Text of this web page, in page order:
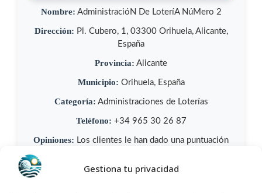
Gestiona tu privacidad
Nombre: AdministracióN De LoteríA NúMero 2
Dirección: Pl. Cubero, 1, 03300 Orihuela, Alicante,
España
Provincia: Alicante
Municipio: Orihuela, España
Categoría: Administraciones de Loterías
Teléfono: +34 965 30 26 87
Opiniones: Los clientes le han dado una puntuación